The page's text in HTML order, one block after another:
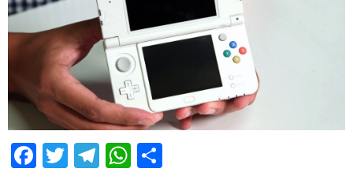
Facebook
TwitterTelegram
WhatsApp